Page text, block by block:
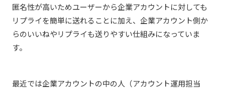
匿名性が高いためユーザーから企業アカウントに対しても
リプライを簡単に送れることに加え、企業アカウント側か
らのいいねやリプライも送りやすい仕組みになっていま
す。
最近では企業アカウントの中の人（アカウント運用担当